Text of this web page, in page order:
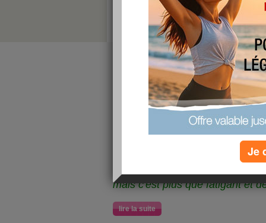
déjà le 1/3 du
publié le 19/06/2011 à 11:32
Coucou à vous toutes,
Bien heureuse de pouvoir
jours sans pouvoir accéder
accéder à mon profil la seule
actu de vos amies" j'arrivais à
en cliquant sur blog dans la
vos com et pour répondre dès
rebelott"fil actu de vos
J'ai réclamé mais comme
réponse et hier sans savoir
mais c'est plus que fatigant et
lire la suite
Je